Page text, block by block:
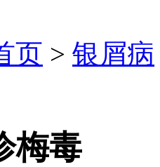
页 > 银屑病
梅毒